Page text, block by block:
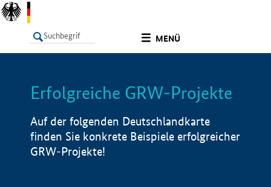
MENÜ
LISTE Info
Erfolgreiche GRW-Projekte
Auf der folgenden Deutschlandkarte
finden Sie konkrete Beispiele erfolgreicher
GRW-Projekte!